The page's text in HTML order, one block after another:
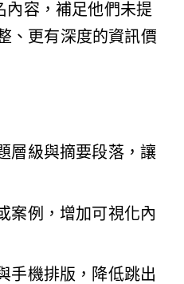
內容，補足他們未提
、更有深度的資訊價
層級與摘要段落，讓
案例，增加可視化內
手機排版，降低跳出